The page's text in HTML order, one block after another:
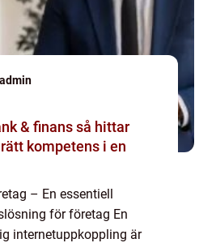
admin
så hittar
kompetens i en
– En essentiell
för företag En
internetuppkoppling är